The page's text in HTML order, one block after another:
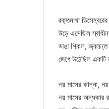
রক্তমাখা
উড়ে এসেছিল
ভাঙা শিকল, জ্বলন্ত
জেগে উঠেছিল
নয় মাসের কান্না, নয়
নয় মাসের অন্ধকার